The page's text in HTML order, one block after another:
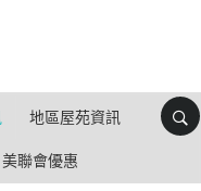
地區屋苑資訊
美聯會優惠